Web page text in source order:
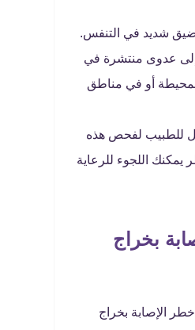
ضيق شديد في التنفس.
عدوى منتشرة في
أو في مناطق
للطبيب لفحص هذه
يمكنك اللجوء للرعاية
بخراج
الإصابة بخراج